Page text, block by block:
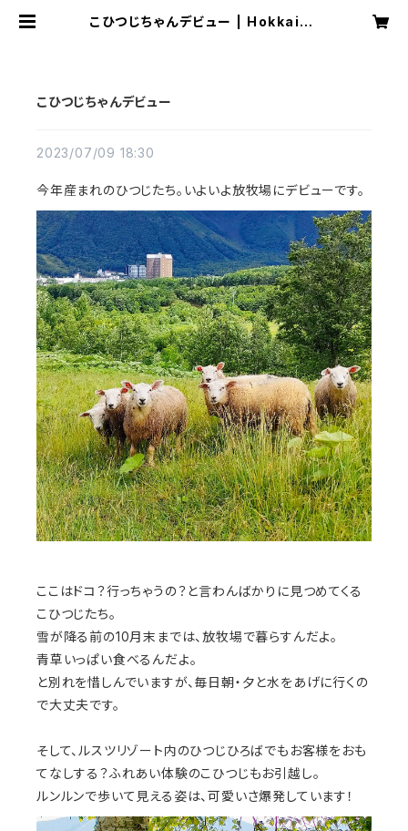
こひつじちゃんデビュー | Hokkaido
こひつじちゃんデビュー
2023/07/09 18:30
今年産まれのひつじたち。いよいよ放牧場にデビューです。
ここはドコ？行っちゃうの？と言わんばかりに見つめてくる
こひつじたち。
雪が降る前の10月末までは、放牧場で暮らすんだよ。
青草いっぱい食べるんだよ。
と別れを惜しんでいますが、毎日朝・夕と水をあげに行くの
で大丈夫です。
そして、ルスツリゾート内のひつじひろばでもお客様をおも
てなしする？ふれあい体験のこひつじもお引越し。
ルンルンで歩いて見える姿は、可愛いさ爆発しています！